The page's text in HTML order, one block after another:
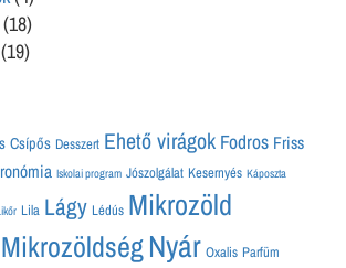
(18)
Csípős Desszert Ehető virágok Fodros Friss
Iskolai program Jószolgálat Kesernyés Káposzta
Lila Lágy Lédús Mikrozöld
MikrozöldségNyár Oxalis Parfüm